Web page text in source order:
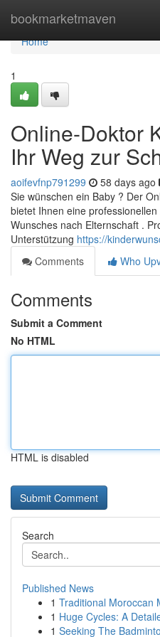
bookmarketmaven
Home
Home
1
Online-Doktor
Ihr Weg zur
aoifevfnp791299 58 days ago
Sie wünschen ein Baby ? Der
bietet Ihnen eine
Wunsches nach Elternschaft .
Unterstützung https://
Comments
Who
Comments
Submit a Comment
No HTML
HTML is disabled
Search
Published News
1 Traditional Moroccan
1 Huge Cycles: A
1 Seeking The